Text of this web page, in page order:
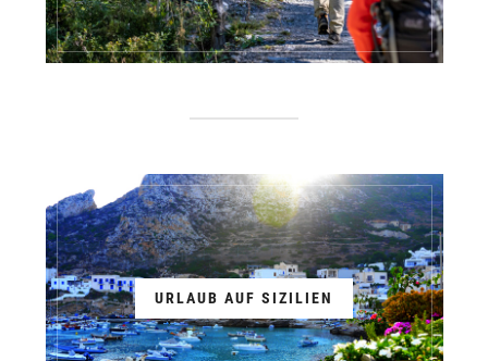
URLAUB AUF SIZILIEN